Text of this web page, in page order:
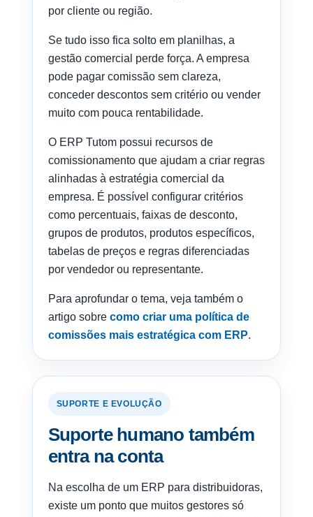
por cliente ou região.
Se tudo isso fica solto em planilhas, a
gestão comercial perde força. A empresa
pode pagar comissão sem clareza,
conceder descontos sem critério ou vender
muito com pouca rentabilidade.
O ERP Tutom possui recursos de
comissionamento que ajudam a criar regras
alinhadas à estratégia comercial da
empresa. É possível configurar critérios
como percentuais, faixas de desconto,
grupos de produtos, produtos específicos,
tabelas de preços e regras diferenciadas
por vendedor ou representante.
Para aprofundar o tema, veja também o
artigo sobre como criar uma política de
comissões mais estratégica com ERP.
SUPORTE E EVOLUÇÃO
Suporte humano também
entra na conta
Na escolha de um ERP para distribuidoras,
existe um ponto que muitos gestores só